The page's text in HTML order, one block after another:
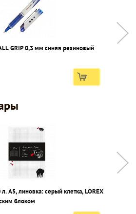
GRIP 0,3 мм синяя резиновый
А5, линовка: серый клетка, LOREX
блоком